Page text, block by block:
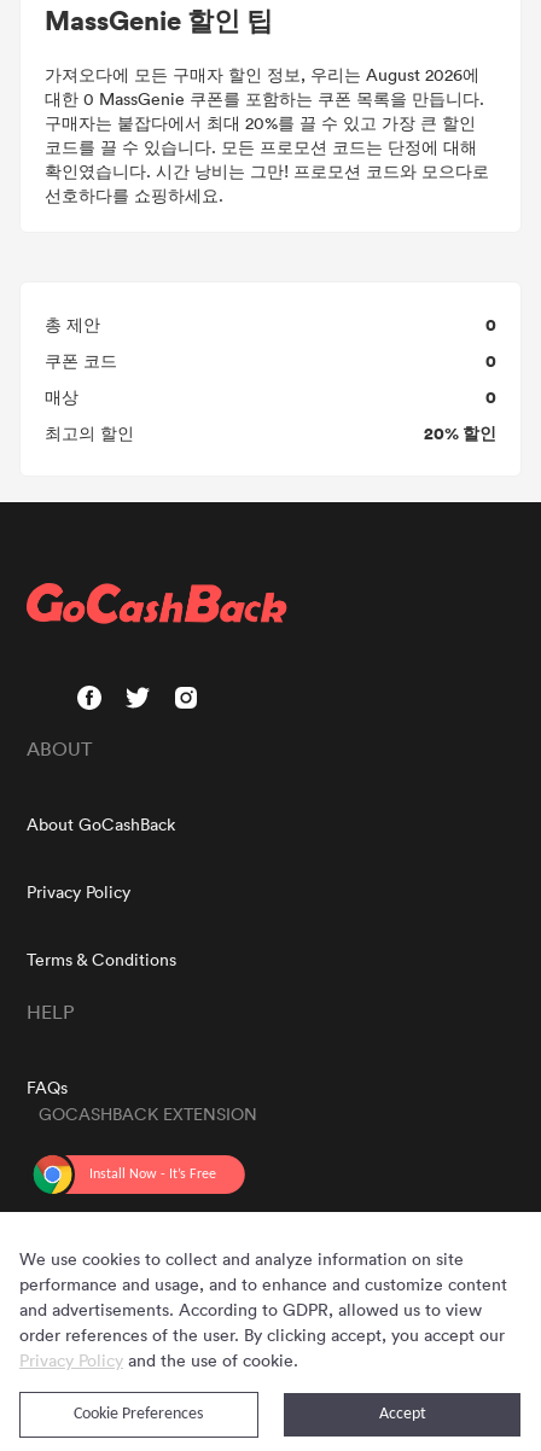
MassGenie 할인 팁
가져오다에 모든 구매자 할인 정보, 우리는 August 2026에
대한 0 MassGenie 쿠폰를 포함하는 쿠폰 목록을 만듭니다.
구매자는 붙잡다에서 최대 20%를 끌 수 있고 가장 큰 할인
코드를 끌 수 있습니다. 모든 프로모션 코드는 단정에 대해
확인였습니다. 시간 낭비는 그만! 프로모션 코드와 모으다로
선호하다를 쇼핑하세요.
총 제안 0
쿠폰 코드 0
매상 0
최고의 할인 20% 할인
ABOUT
About GoCashBack
Privacy Policy
Terms & Conditions
HELP
FAQs
GOCASHBACK EXTENSION
Copyright © 2020 - 2026 Gocashback.com. All Rights Reserved.
We use cookies to collect and analyze information on site
performance and usage, and to enhance and customize content
and advertisements. According to GDPR, allowed us to view
order references of the user. By clicking accept, you accept our
Privacy Policy and the use of cookie.
Accept
Cookie Preferences